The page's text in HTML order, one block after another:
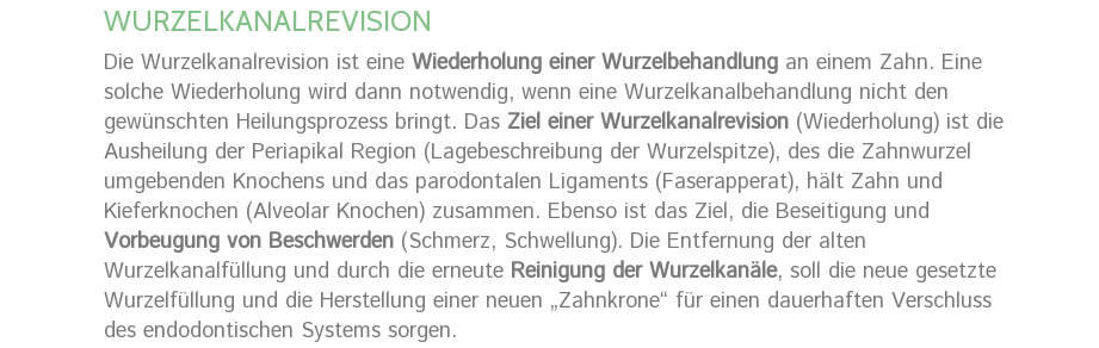
WURZELKANALREVISION
Die Wurzelkanalrevision ist eine Wiederholung einer Wurzelbehandlung an einem Zahn. Eine
solche Wiederholung wird dann notwendig, wenn eine Wurzelkanalbehandlung nicht den
gewünschten Heilungsprozess bringt. Das Ziel einer Wurzelkanalrevision (Wiederholung) ist die
Ausheilung der Periapikal Region (Lagebeschreibung der Wurzelspitze), des die Zahnwurzel
umgebenden Knochens und das parodontalen Ligaments (Faserapperat), hält Zahn und
Kieferknochen (Alveolar Knochen) zusammen. Ebenso ist das Ziel, die Beseitigung und
Vorbeugung von Beschwerden (Schmerz, Schwellung). Die Entfernung der alten
Wurzelkanalfüllung und durch die erneute Reinigung der Wurzelkanäle, soll die neue gesetzte
Wurzelfüllung und die Herstellung einer neuen „Zahnkrone“ für einen dauerhaften Verschluss
des endodontischen Systems sorgen.